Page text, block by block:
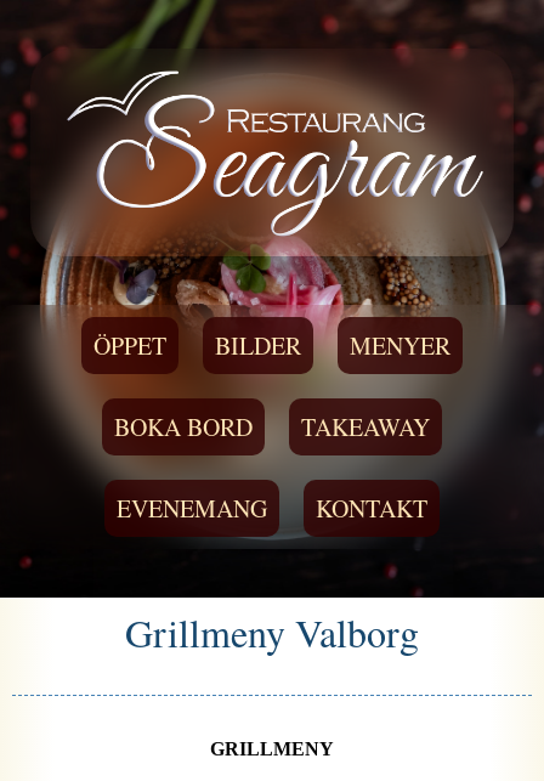
ÖPPET BILDER MENYER
BOKA BORD TAKEAWAY
EVENEMANG KONTAKT
Grillmeny Valborg
GRILLMENY